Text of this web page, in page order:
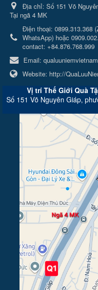
Địa chỉ: Số 151 Võ
Tại ngã 4 MK
Điện thoại: 0899.313.368
WhatsApp) hoặc
contact: +84.876.768.999
Email:
Website: http://
Vị trí Thế Giới Quà
Số 151 Võ Nguyên Giáp,